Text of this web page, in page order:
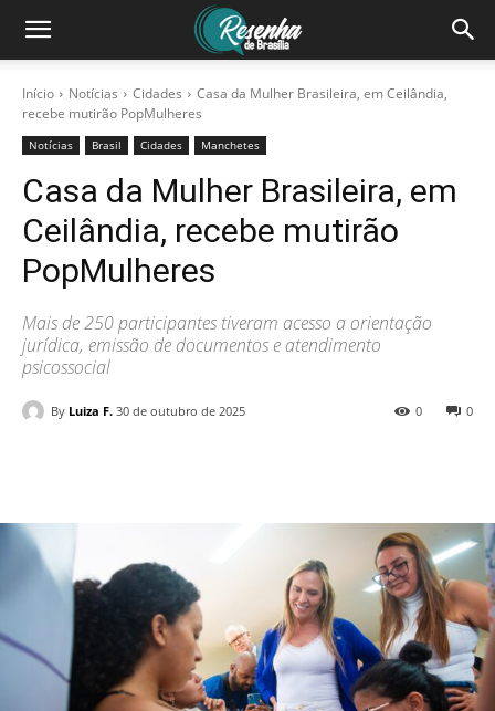
Início Notícias Cidades
Casa da Mulher Brasileira, em Ceilândia,
recebe mutirão PopMulheres
Notícias Brasil Cidades Manchetes
Casa da Mulher Brasileira, em
Ceilândia, recebe mutirão
PopMulheres
Mais de 250 participantes tiveram acesso a orientação
jurídica, emissão de documentos e atendimento
psicossocial
By Luiza F. 30 de outubro de 2025 0
0